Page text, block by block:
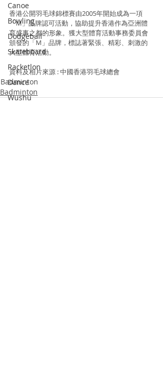
Canoe
Bowling
Dodgeball
Skateboard
Racketlon
Dance
Wushu
香港公開羽毛球錦標賽由2005年開始成為一項
「M」品牌認可活動，協助提升香港作為亞洲體
育盛事之都的形象。獲大型體育活動事務委員會
頒發的「M」品牌，標誌著緊張、精彩、刺激的
大型體育活動。
資料及相片來源 : 中國香港羽毛球總會
Badminton
Badminton